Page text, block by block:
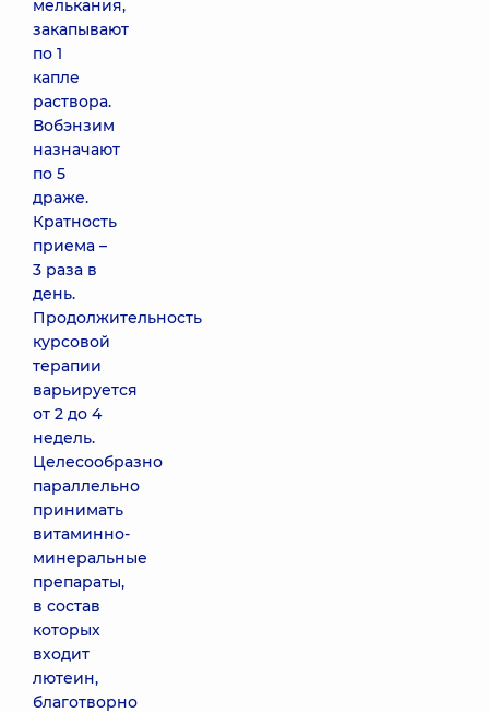
мелькания,
закапывают
по 1
капле
раствора.
Вобэнзим
назначают
по 5
драже.
Кратность
приема –
3 раза в
день.
Продолжительность
курсовой
терапии
варьируется
от 2 до 4
недель.
Целесообразно
параллельно
принимать
витаминно-
минеральные
препараты,
в состав
которых
входит
лютеин,
благотворно